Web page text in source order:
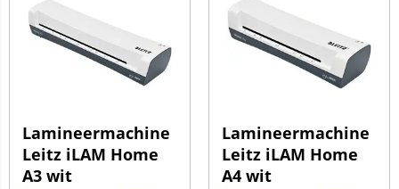
Lamineermachine
Leitz iLAM Home
A3 wit
Lamineermachine
Leitz iLAM Home
A4 wit